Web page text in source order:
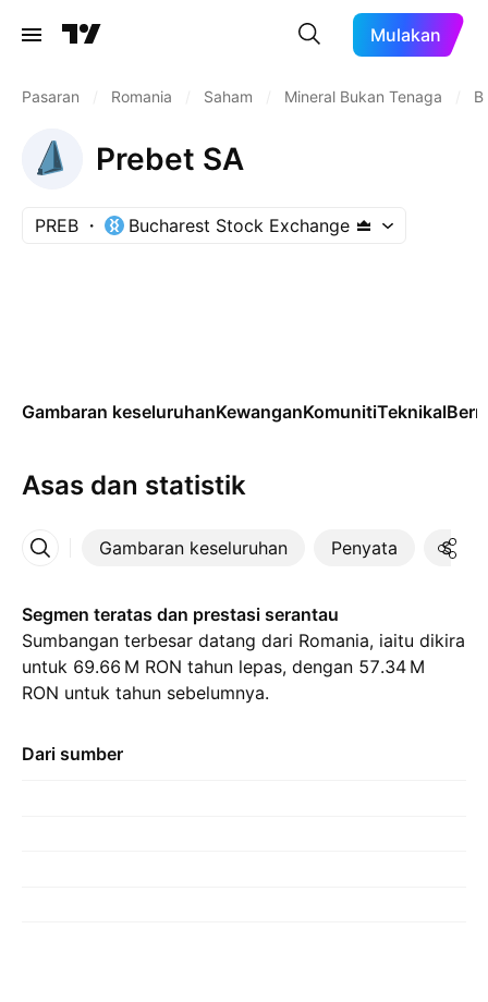
Mulakan
Pasaran Romania Saham Mineral Bukan Tenaga
Prebet SA
PREB Bucharest Stock Exchange
Gambaran keseluruhanKewanganKomunitiTeknikal
Asas dan statistik
Gambaran keseluruhan Penyata
Lebih
Segmen teratas dan prestasi serantau
Sumbangan terbesar datang dari Romania, iaitu dikira
untuk ‪69.66 M‬ RON tahun lepas, dengan ‪57.34 M‬
RON untuk tahun sebelumnya.
Dari sumber